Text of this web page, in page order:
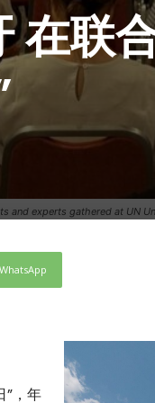
and experts gathered at
在联
WhatsApp
”，年